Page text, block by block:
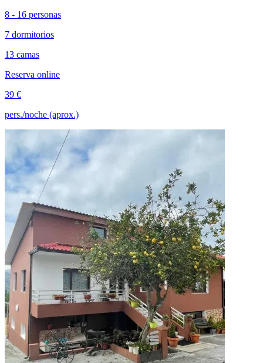
8 - 16 personas
7 dormitorios
13 camas
Reserva online
39 €
pers./noche (aprox.)